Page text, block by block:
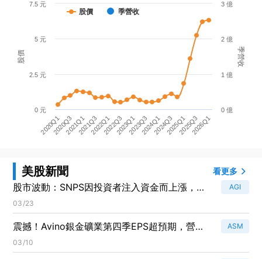
股價 季營收
股價 季營收
2020Q12020Q32021Q12021Q32022Q12022Q32023Q12023Q32024Q12024Q32025Q12025Q32026Q1
0 元
2.5 元
5 元
7.5 元
0 億
1 億
2 億
3 億
美股新聞 看更多
股市波動：SNPS因投資者注入資金而上漲，
SMCI因法律糾紛遭重創
AGI
03/23
震撼！Avino銀金礦業第四季EPS超預期，營收
成長25.3%！
ASM
03/10